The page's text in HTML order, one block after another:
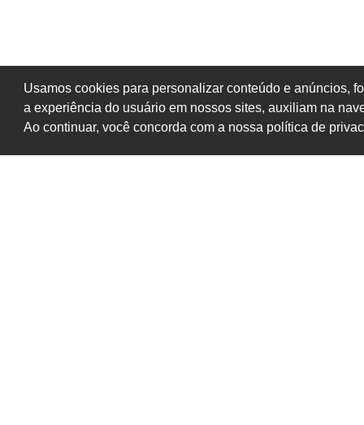
Usamos cookies para personalizar conteúdo e anúncios,
a experiência do usuário em nossos sites, auxiliam na
Ao continuar, você concorda com a nossa política de